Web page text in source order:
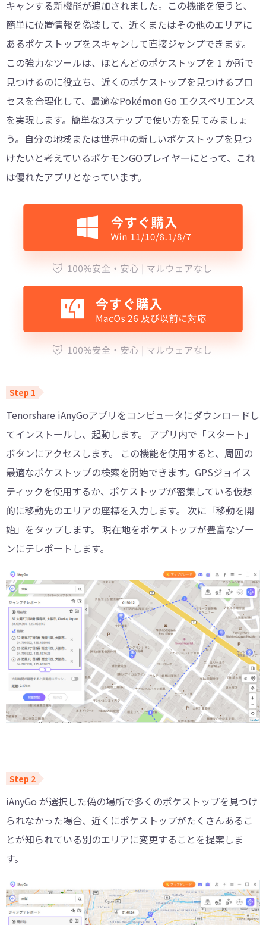
キャンする新機能が追加されました。この機能を使うと、
簡単に位置情報を偽装して、近くまたはその他のエリアに
あるポケストップをスキャンして直接ジャンプできます。
この強力なツールは、ほとんどのポケストップを 1 か所で
見つけるのに役立ち、近くのポケストップを見つけるプロ
セスを合理化して、最適なPokémon Go エクスペリエンス
を実現します。簡単な3ステップで使い方を見てみましょ
う。自分の地域または世界中の新しいポケストップを見つ
けたいと考えているポケモンGOプレイヤーにとって、これ
は優れたアプリとなっています。
Tenorshare iAnyGoアプリをコンピュータにダウンロードし
てインストールし、起動します。 アプリ内で「スタート」
ボタンにアクセスします。 この機能を使用すると、周囲の
最適なポケストップの検索を開始できます。GPSジョイス
ティックを使用するか、ポケストップが密集している仮想
的に移動先のエリアの座標を入力します。 次に「移動を開
始」をタップします。 現在地をポケストップが豊富なゾー
ンにテレポートします。
iAnyGo が選択した偽の場所で多くのポケストップを見つけ
られなかった場合、近くにポケストップがたくさんあるこ
とが知られている別のエリアに変更することを提案しま
す。